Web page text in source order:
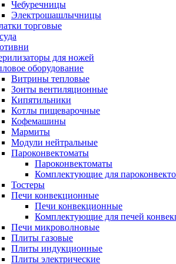
Чебуречницы
Электрошашлычницы
торговые
для ножей
оборудование
Витрины тепловые
Зонты вентиляционные
Кипятильники
Котлы пищеварочные
Кофемашины
Мармиты
Модули нейтральные
Пароконвектоматы
Пароконвектоматы
Комплектующие для
Тостеры
Печи конвекционные
Печи конвекционные
Комплектующие для печей
Печи микроволновые
Плиты газовые
Плиты индукционные
Плиты электрические